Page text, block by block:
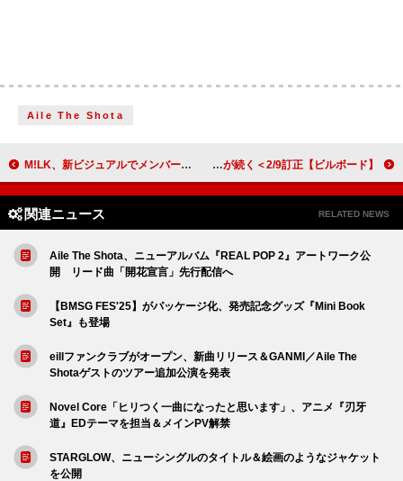
Aile The Shota
M!LK、新ビジュアルでメンバーカラーのゴージャスな衣装 フリーライブ開催も決定 【ビルボード】NMB48『青春のデッドライン』1.4万枚でシングルセールス首位獲得 FRUITS ZIPPER／LE SSERAFIMが続く＜2/9訂正＞
関連ニュース RELATED NEWS
Aile The Shota、ニューアルバム『REAL POP 2』アートワーク公
開 リード曲「開花宣言」先行配信へ
【BMSG FES'25】がパッケージ化、発売記念グッズ『Mini Book
Set』も登場
eillファンクラブがオープン、新曲リリース＆GANMI／Aile The
Shotaゲストのツアー追加公演を発表
Novel Core「ヒリつく一曲になったと思います」、アニメ『刃牙
道』EDテーマを担当＆メインPV解禁
STARGLOW、ニューシングルのタイトル＆絵画のようなジャケット
を公開